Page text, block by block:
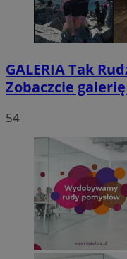
GALERIATak
Zobaczcie
54